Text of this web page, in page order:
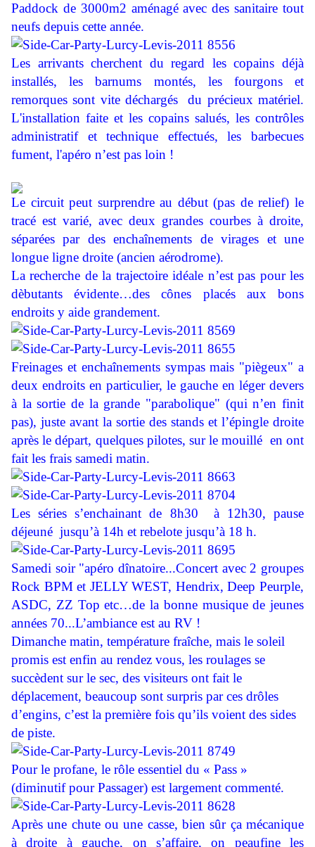
Paddock de 3000m2 aménagé avec des sanitaire tout
neufs depuis cette année.
Les arrivants cherchent du regard les copains déjà
installés, les barnums montés, les fourgons et
remorques sont vite déchargés
du précieux matériel.
L'installation faite et les copains salués, les contrôles
administratif et technique effectués, les barbecues
fument, l'apéro n’est pas loin !
Le circuit peut surprendre au début (pas de relief) le
tracé est varié, avec deux grandes courbes à droite,
séparées par des enchaînements de virages et une
longue ligne droite (ancien aérodrome).
La recherche de la trajectoire idéale n’est pas pour les
dèbutants évidente…des cônes placés aux bons
endroits y aide grandement.
Freinages et enchaînements sympas mais "piègeux" a
deux endroits en particulier, le gauche en léger devers
à la sortie de la grande "parabolique" (qui n’en finit
pas), juste avant la sortie des stands et l’épingle droite
après le départ, quelques pilotes, sur le mouillé en ont
fait les frais samedi matin.
Les séries s’enchainant de 8h30
à 12h30, pause
déjeuné jusqu’à 14h et rebelote jusqu’à 18 h.
Samedi soir "apéro dînatoire...Concert avec 2 groupes
Rock BPM et JELLY WEST, Hendrix, Deep Peurple,
ASDC, ZZ Top etc…de la bonne musique de jeunes
années 70...L’ambiance est au RV !
Dimanche matin, température fraîche, mais le soleil
promis est enfin au rendez vous, les roulages se
succèdent sur le sec, des visiteurs ont fait le
déplacement, beaucoup sont surpris par ces drôles
d’engins, c’est la première fois qu’ils voient des sides
de piste.
Pour le profane, le rôle essentiel du « Pass »
(diminutif pour Passager) est largement commenté.
Après une chute ou une casse, bien sûr ça mécanique
à droite à gauche, on s’affaire, on peaufine les